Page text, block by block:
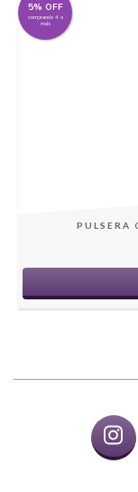
5% OFF
comprando 4 o
más
PULSERA